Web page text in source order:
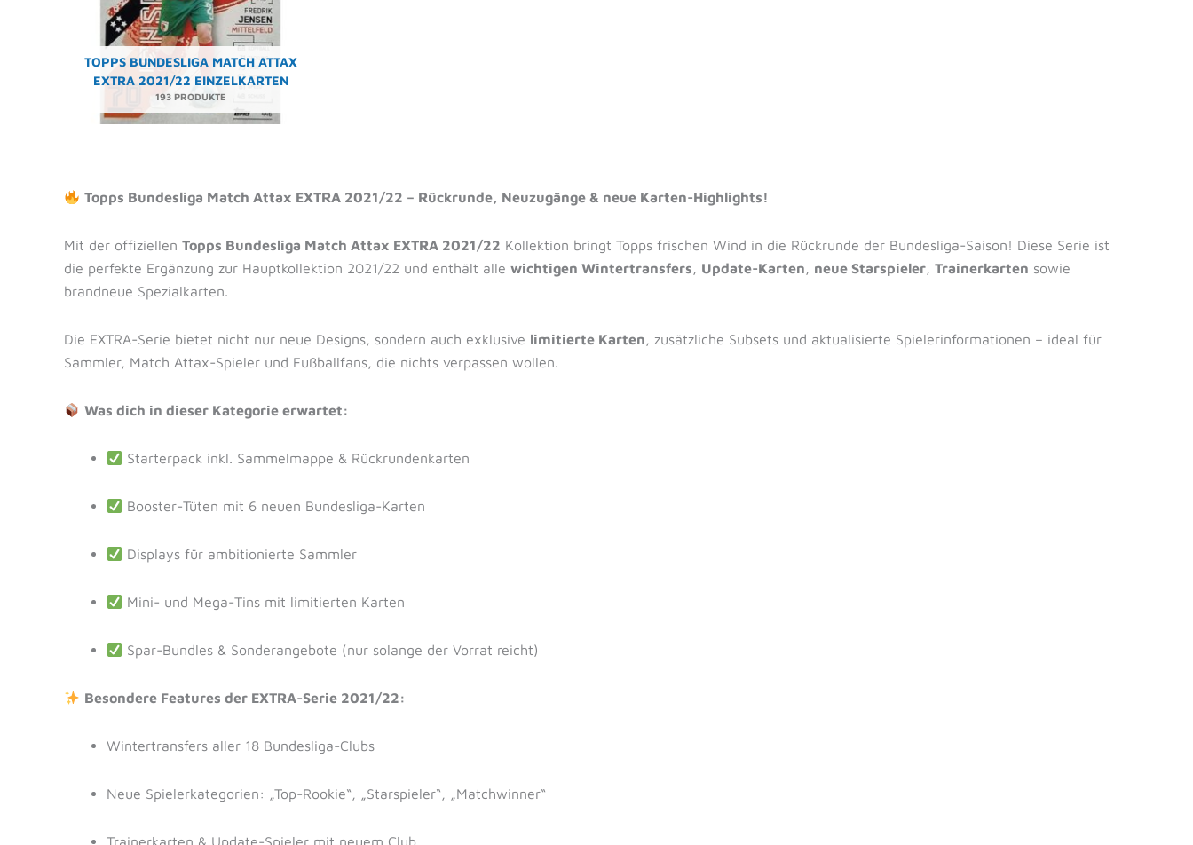
TOPPS BUNDESLIGA MATCH ATTAX
EXTRA 2021/22 EINZELKARTEN
193 PRODUKTE
Topps Bundesliga Match Attax EXTRA 2021/22 – Rückrunde, Neuzugänge & neue Karten-Highlights!
Mit der offiziellen Topps Bundesliga Match Attax EXTRA 2021/22 Kollektion bringt Topps frischen Wind in die Rückrunde der Bundesliga-Saison! Diese Serie ist
die perfekte Ergänzung zur Hauptkollektion 2021/22 und enthält alle wichtigen Wintertransfers, Update-Karten, neue Starspieler, Trainerkarten sowie
brandneue Spezialkarten.
Die EXTRA-Serie bietet nicht nur neue Designs, sondern auch exklusive limitierte Karten, zusätzliche Subsets und aktualisierte Spielerinformationen – ideal für
Sammler, Match Attax-Spieler und Fußballfans, die nichts verpassen wollen.
Was dich in dieser Kategorie erwartet:
Starterpack inkl. Sammelmappe & Rückrundenkarten
Booster-Tüten mit 6 neuen Bundesliga-Karten
Displays für ambitionierte Sammler
Mini- und Mega-Tins mit limitierten Karten
Spar-Bundles & Sonderangebote (nur solange der Vorrat reicht)
Besondere Features der EXTRA-Serie 2021/22:
Wintertransfers aller 18 Bundesliga-Clubs
Neue Spielerkategorien: „Top-Rookie“, „Starspieler“, „Matchwinner“
Trainerkarten & Update-Spieler mit neuem Club